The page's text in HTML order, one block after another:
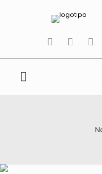
tiktok